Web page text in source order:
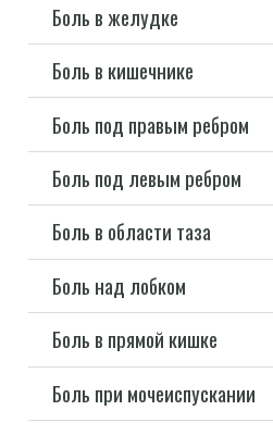
Боль в желудке
Боль в кишечнике
Боль под правым ребром
Боль под левым ребром
Боль в области таза
Боль над лобком
Боль в прямой кишке
Боль при мочеиспускании